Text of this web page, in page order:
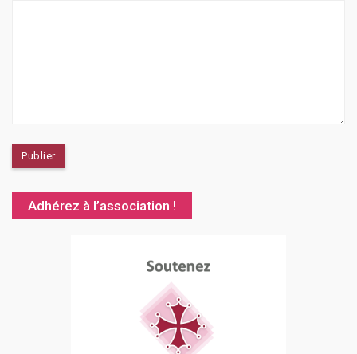
Adhérez à l’association !